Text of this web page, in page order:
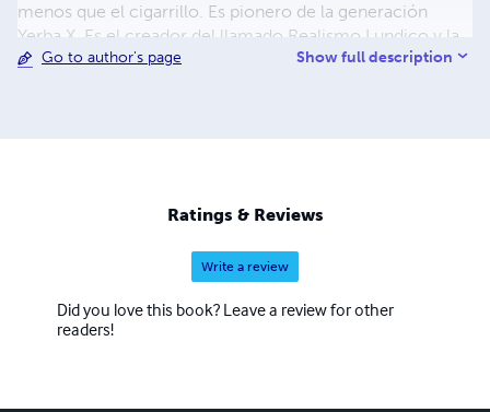
menos que el cigarrillo. Es pionero de la generación
Yerba X. Es el creador del llamado Realismo Lundico y la
novela paparazzi. Llama a sus novelas cortas de genero
Go to author's page Show full description
Ratings & Reviews
Write a review
Did you love this book? Leave a review for other
readers!